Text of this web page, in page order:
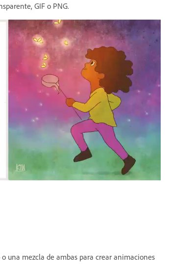
GIF o PNG.
una mezcla de ambas para crear animaciones